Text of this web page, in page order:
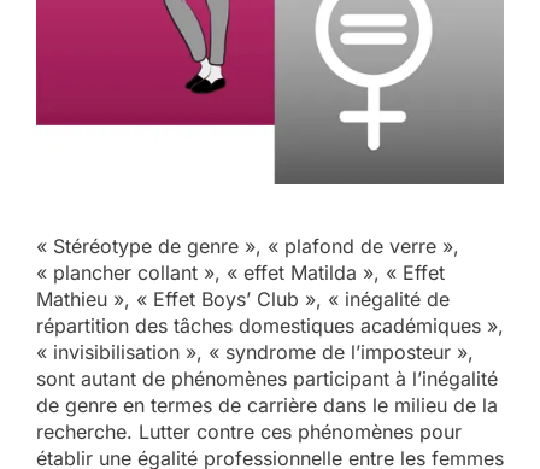
« Stéréotype de genre », « plafond de verre »,
« plancher collant », « effet Matilda », « Effet
Mathieu », « Effet Boys’ Club », « inégalité de
répartition des tâches domestiques académiques »,
« invisibilisation », « syndrome de l’imposteur »,
sont autant de phénomènes participant à l’inégalité
de genre en termes de carrière dans le milieu de la
recherche. Lutter contre ces phénomènes pour
établir une égalité professionnelle entre les femmes